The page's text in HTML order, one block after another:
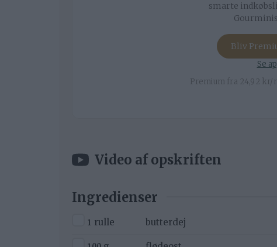
smarte
Bliv
Se
Premium fra 24,92 kr/
Video af opskriften
Ingredienser
▢
1 rulle butterdej
▢